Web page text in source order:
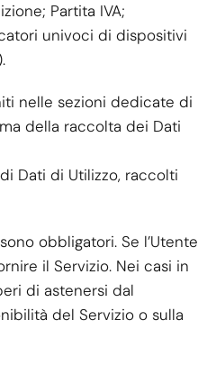
Partita IVA;
univoci di dispositivi
nelle sezioni dedicate di
della raccolta dei Dati
Dati di Utilizzo, raccolti
obbligatori. Se l’Utente
il Servizio. Nei casi in
di astenersi dal
del Servizio o sulla